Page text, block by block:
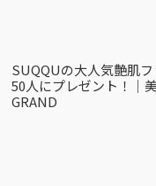
SUQQUの大人気艶肌
50人にプレゼント！｜
GRAND